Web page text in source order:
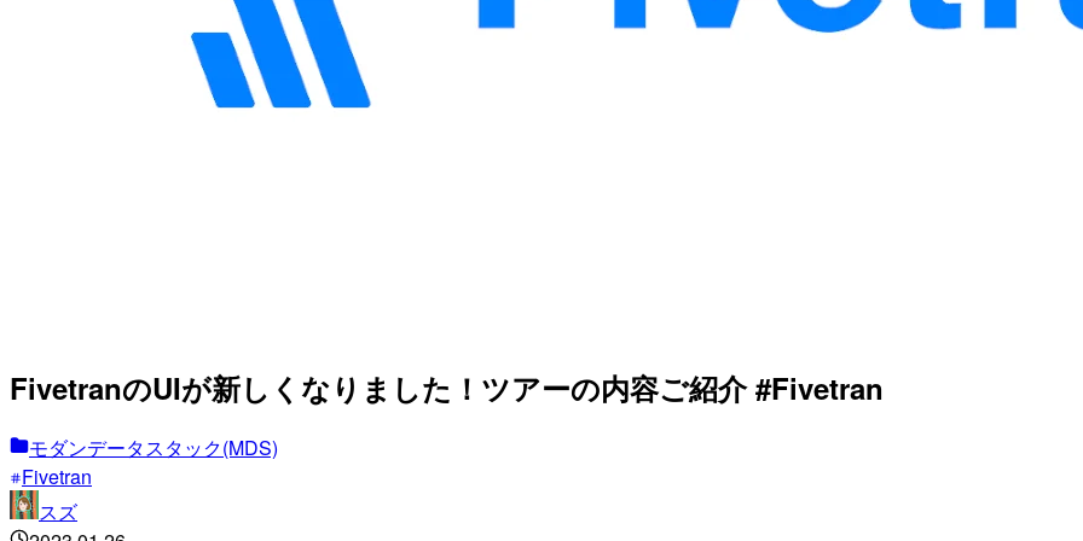
FivetranのUIが新しくなりました！ツアーの内容ご紹介 #Fivetran
モダンデータスタック(MDS)
Fivetran
スズ